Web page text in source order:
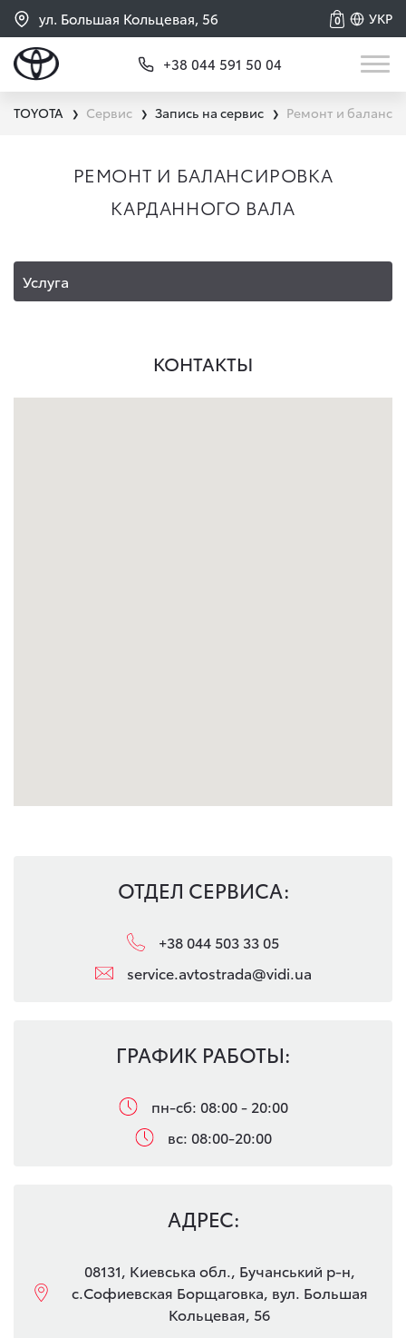
ул. Большая Кольцевая, 56 УКР
0
+38 044 591 50 04
TOYOTA ❯ Сервис ❯ Запись на сервис ❯ Ремонт и
РЕМОНТ И БАЛАНСИРОВКА
КАРДАННОГО ВАЛА
Услуга
КОНТАКТЫ
ОТДЕЛ СЕРВИСА:
+38 044 503 33 05
service.avtostrada@vidi.ua
ГРАФИК РАБОТЫ:
пн-сб: 08:00 - 20:00
вс: 08:00-20:00
АДРЕС:
08131, Киевська обл., Бучанський р-н,
с.Софиевская Борщаговка, вул. Большая
Кольцевая, 56